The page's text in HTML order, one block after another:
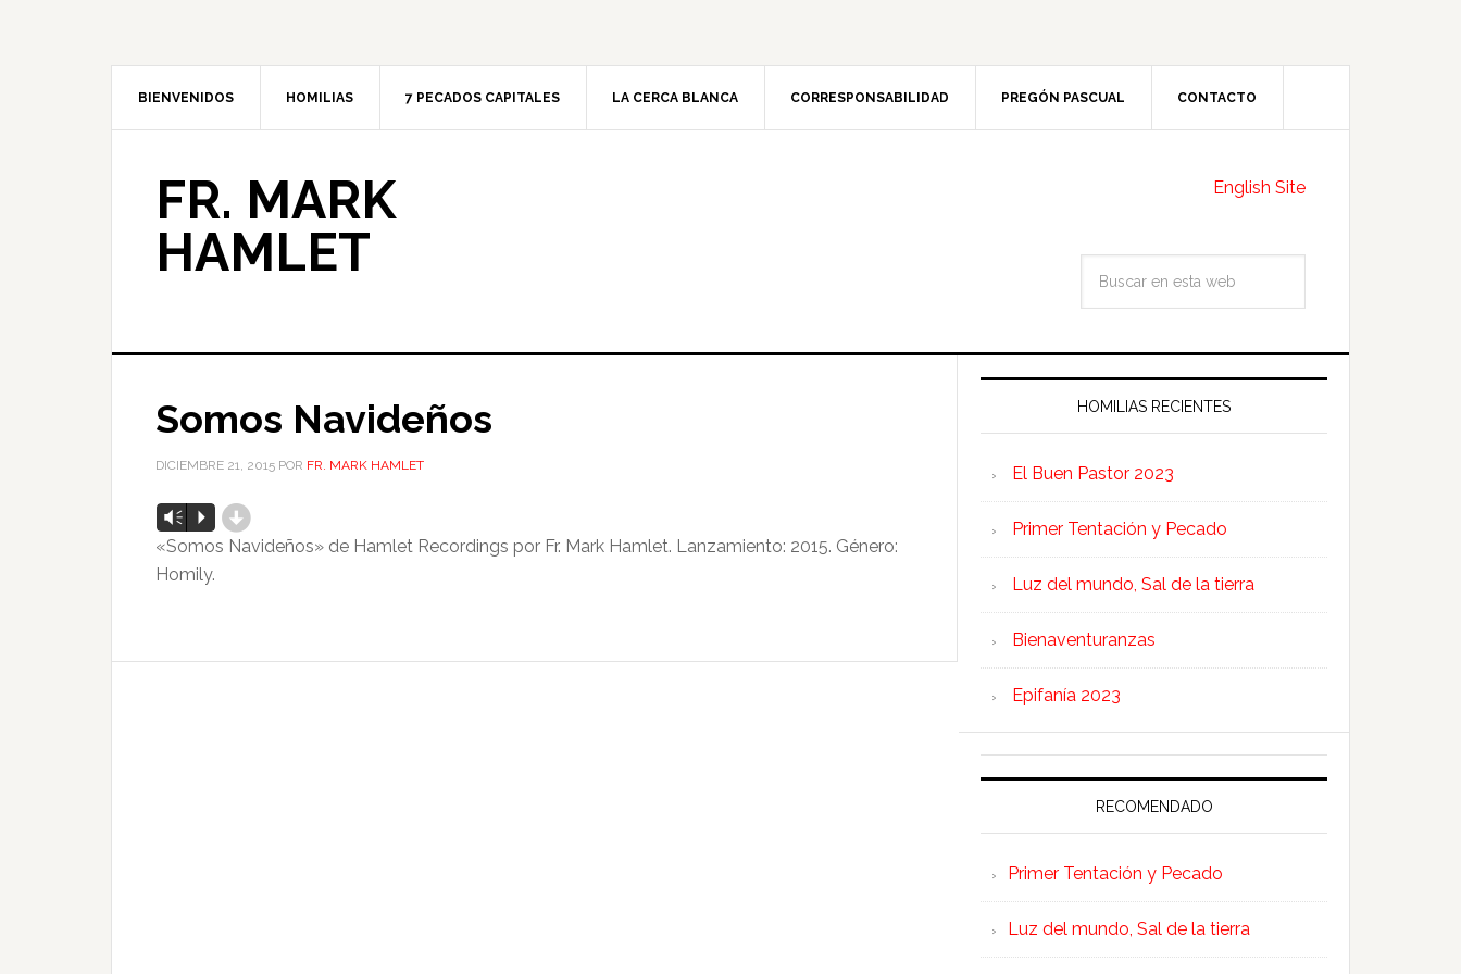
BIENVENIDOS HOMILIAS 7 PECADOS CAPITALES LA CERCA BLANCA CORRESPONSABILIDAD PREGÓN PASCUAL CONTACTO
FR. MARK
HAMLET
English Site
Somos Navideños
DICIEMBRE 21, 2015 POR FR. MARK HAMLET
Reproductor
de
audio
Vm P d
«Somos Navideños» de Hamlet Recordings por Fr. Mark Hamlet. Lanzamiento: 2015. Género:
Homily.
HOMILIAS RECIENTES
El Buen Pastor 2023
Primer Tentación y Pecado
Luz del mundo, Sal de la tierra
Bienaventuranzas
Epifanía 2023
RECOMENDADO
Primer Tentación y Pecado
Luz del mundo, Sal de la tierra